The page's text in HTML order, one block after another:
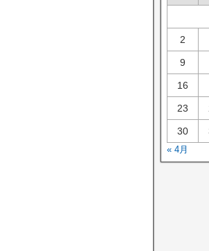
2
9
16
23
30
« 4月